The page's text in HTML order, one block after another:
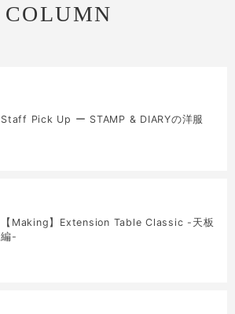
COLUMN
Staff Pick Up ー STAMP & DIARYの洋服
【Making】Extension Table Classic -天板
編-